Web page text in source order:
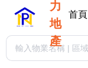
力
地
產
首頁